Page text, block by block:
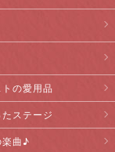
の愛用品
ステージ
楽曲♪